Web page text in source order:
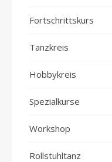
Fortschrittskurs
Tanzkreis
Hobbykreis
Spezialkurse
Workshop
Rollstuhltanz